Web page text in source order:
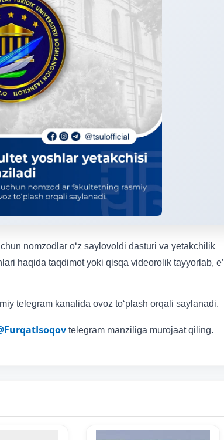
nomzodlar o‘z saylovoldi dasturi va yetakchilik
haqida taqdimot yoki qisqa videorolik tayyorlab,
telegram kanalida ovoz to‘plash orqali saylanadi.
telegram manziliga murojaat qiling.